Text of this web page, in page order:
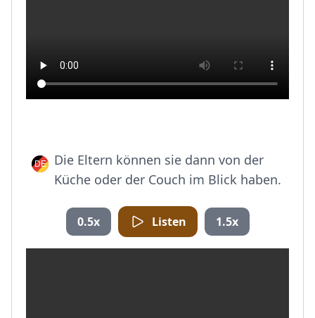
Die Eltern können sie dann von der
Küche oder der Couch im Blick haben.
0.5x Listen 1.5x